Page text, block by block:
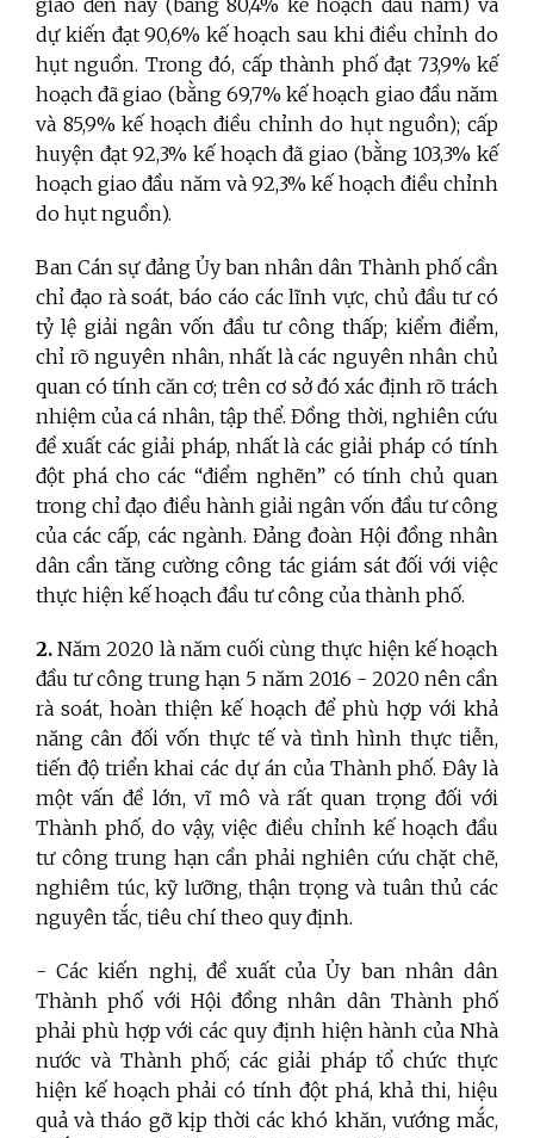
giao đến nay (bằng 80,4% kế hoạch đầu năm) và
dự kiến đạt 90,6% kế hoạch sau khi điều chỉnh do
hụt nguồn. Trong đó, cấp thành phố đạt 73,9% kế
hoạch đã giao (bằng 69,7% kế hoạch giao đầu năm
và 85,9% kế hoạch điều chỉnh do hụt nguồn); cấp
huyện đạt 92,3% kế hoạch đã giao (bằng 103,3% kế
hoạch giao đầu năm và 92,3% kế hoạch điều chỉnh
do hụt nguồn).
Ban Cán sự đảng Ủy ban nhân dân Thành phố cần
chỉ đạo rà soát, báo cáo các lĩnh vực, chủ đầu tư có
tỷ lệ giải ngân vốn đầu tư công thấp; kiểm điểm,
chỉ rõ nguyên nhân, nhất là các nguyên nhân chủ
quan có tính căn cơ; trên cơ sở đó xác định rõ trách
nhiệm của cá nhân, tập thể. Đồng thời, nghiên cứu
đề xuất các giải pháp, nhất là các giải pháp có tính
đột phá cho các “điểm nghẽn” có tính chủ quan
trong chỉ đạo điều hành giải ngân vốn đầu tư công
của các cấp, các ngành. Đảng đoàn Hội đồng nhân
dân cần tăng cường công tác giám sát đối với việc
thực hiện kế hoạch đầu tư công của thành phố.
2. Năm 2020 là năm cuối cùng thực hiện kế hoạch
đầu tư công trung hạn 5 năm 2016 - 2020 nên cần
rà soát, hoàn thiện kế hoạch để phù hợp với khả
năng cân đối vốn thực tế và tình hình thực tiễn,
tiến độ triển khai các dự án của Thành phố. Đây là
một vấn đề lớn, vĩ mô và rất quan trọng đối với
Thành phố, do vậy, việc điều chỉnh kế hoạch đầu
tư công trung hạn cần phải nghiên cứu chặt chẽ,
nghiêm túc, kỹ lưỡng, thận trọng và tuân thủ các
nguyên tắc, tiêu chí theo quy định.
- Các kiến nghị, đề xuất của Ủy ban nhân dân
Thành phố với Hội đồng nhân dân Thành phố
phải phù hợp với các quy định hiện hành của Nhà
nước và Thành phố; các giải pháp tổ chức thực
hiện kế hoạch phải có tính đột phá, khả thi, hiệu
quả và tháo gỡ kịp thời các khó khăn, vướng mắc,